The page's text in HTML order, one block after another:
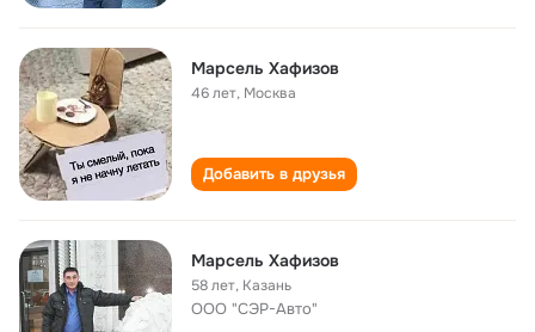
Марсель Хафизов
46 лет, Москва
Добавить в друзья
Марсель Хафизов
58 лет, Казань
ООО "СЭР-Авто"